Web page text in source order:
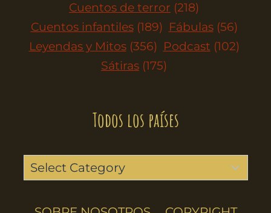
Cuentos de terror (218)
Cuentos infantiles (189) Fábulas (56)
Leyendas y Mitos (356) Podcast (102)
Sátiras (175)
Todos los países